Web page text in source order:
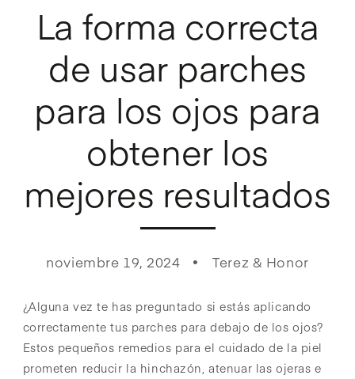
La forma correcta
de usar parches
para los ojos para
obtener los
mejores resultados
noviembre 19, 2024 Terez & Honor
¿Alguna vez te has preguntado si estás aplicando
correctamente tus parches para debajo de los ojos?
Estos pequeños remedios para el cuidado de la piel
prometen reducir la hinchazón, atenuar las ojeras e